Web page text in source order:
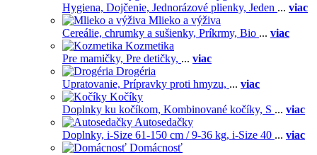
Hygiena, Dojčenie, Jednorázové plienky, Jeden ... viac
Mlieko a výživa
Cereálie, chrumky a sušienky, Príkrmy, Bio ... viac
Kozmetika
Pre mamičky, Pre detičky, ... viac
Drogéria
Upratovanie, Prípravky proti hmyzu, ... viac
Kočíky
Doplnky ku kočíkom, Kombinované kočíky, S ... viac
Autosedačky
Doplnky, i-Size 61-150 cm / 9-36 kg, i-Size 40 ... viac
Domácnosť